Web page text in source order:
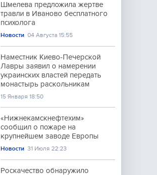
Шмелева предложила жертве
травли в Иваново бесплатного
психолога
Новости 04 Августа 15:55
Наместник Киево-Печерской
Лавры заявил о намерении
украинских властей передать
монастырь раскольникам
15 Января 18:50
«Нижнекамскнефтехим»
сообщил о пожаре на
крупнейшем заводе Европы
Новости 31 Июля 22:23
Роскачество обнаружило